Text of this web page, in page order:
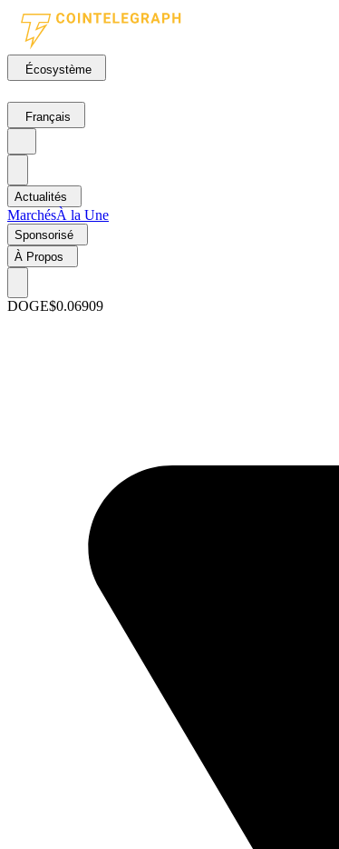
Écosystème
Français
Actualités
MarchésÀ la Une
Sponsorisé
À Propos
DOGE$0.06909